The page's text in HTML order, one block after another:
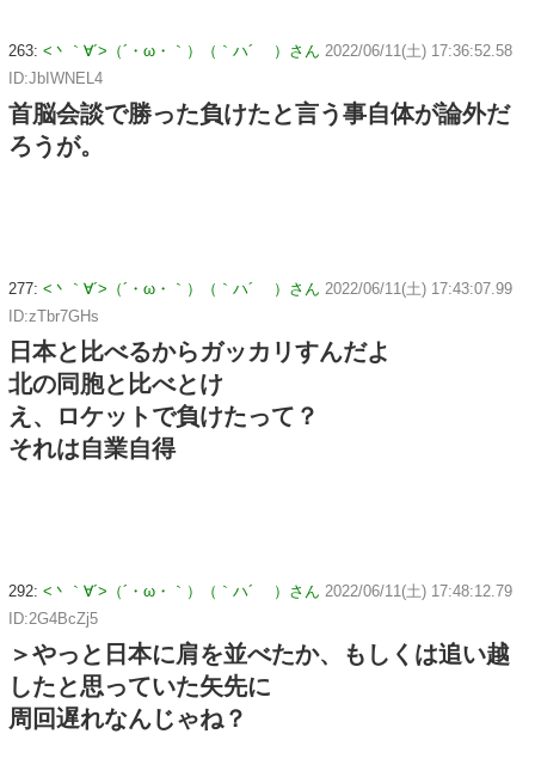
263: <丶｀∀´>（´・ω・｀）（｀ハ´ ）さん 2022/06/11(土) 17:36:52.58
ID:JbIWNEL4
首脳会談で勝った負けたと言う事自体が論外だ
ろうが。
277: <丶｀∀´>（´・ω・｀）（｀ハ´ ）さん 2022/06/11(土) 17:43:07.99
ID:zTbr7GHs
日本と比べるからガッカリすんだよ
北の同胞と比べとけ
え、ロケットで負けたって？
それは自業自得
292: <丶｀∀´>（´・ω・｀）（｀ハ´ ）さん 2022/06/11(土) 17:48:12.79
ID:2G4BcZj5
＞やっと日本に肩を並べたか、もしくは追い越
したと思っていた矢先に
周回遅れなんじゃね？